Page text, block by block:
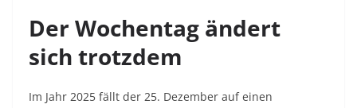
Der Wochentag ändert
sich trotzdem
Im Jahr 2025 fällt der 25. Dezember auf einen